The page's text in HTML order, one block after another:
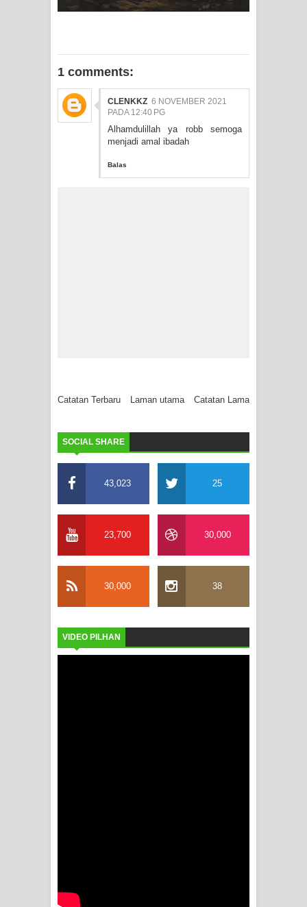
1 comments:
CLENKKZ 6 NOVEMBER 2021
PADA 12:40 PG
Alhamdulillah ya robb semoga
menjadi amal ibadah
Balas
Catatan Terbaru Catatan Lama
Laman utama
SOCIAL SHARE
43,023 25
23,700 30,000
30,000 38
VIDEO PILHAN